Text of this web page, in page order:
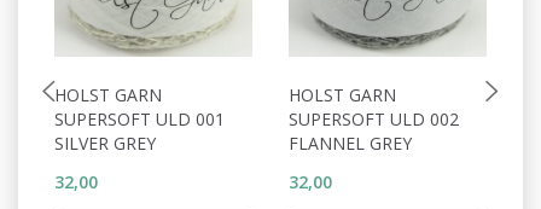
HOLST GARN
SUPERSOFT ULD 001
SILVER GREY
32,00
HOLST GARN
SUPERSOFT ULD 002
FLANNEL GREY
32,00